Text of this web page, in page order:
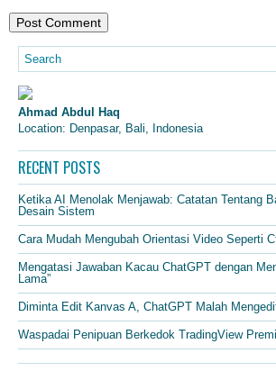
Ahmad Abdul Haq
Location: Denpasar, Bali, Indonesia
RECENT POSTS
Ketika AI Menolak Menjawab: Catatan Tentang
Desain Sistem
Cara Mudah Mengubah Orientasi Video Seperti
Mengatasi Jawaban Kacau ChatGPT dengan
Lama”
Diminta Edit Kanvas A, ChatGPT Malah
Waspadai Penipuan Berkedok TradingView